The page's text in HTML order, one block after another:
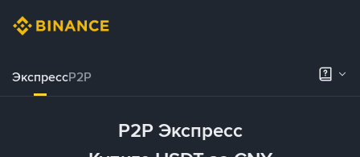
ЭкспрессP2P
P2P Экспресс